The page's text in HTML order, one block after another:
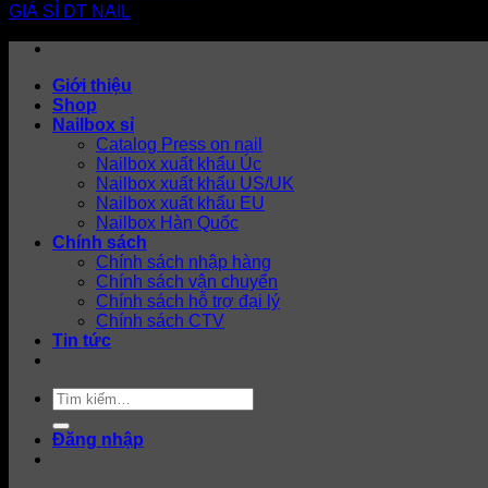
Giới thiệu
Shop
Nailbox sỉ
Catalog Press on nail
Nailbox xuất khẩu Úc
Nailbox xuất khẩu US/UK
Nailbox xuất khẩu EU
Nailbox Hàn Quốc
Chính sách
Chính sách nhập hàng
Chính sách vận chuyển
Chính sách hỗ trợ đại lý
Chính sách CTV
Tin tức
Tìm
kiếm:
Đăng nhập